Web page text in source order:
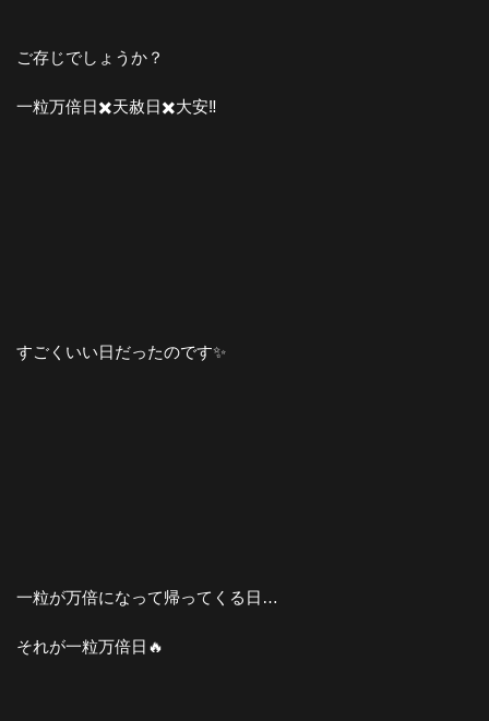
ご存じでしょうか？
一粒万倍日✖️天赦日✖️大安‼️
すごくいい日だったのです✨
一粒が万倍になって帰ってくる日…
それが一粒万倍日🔥